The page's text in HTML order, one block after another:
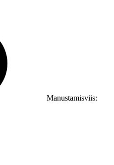
Manustamisviis: